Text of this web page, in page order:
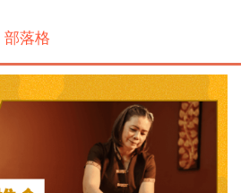
部落格